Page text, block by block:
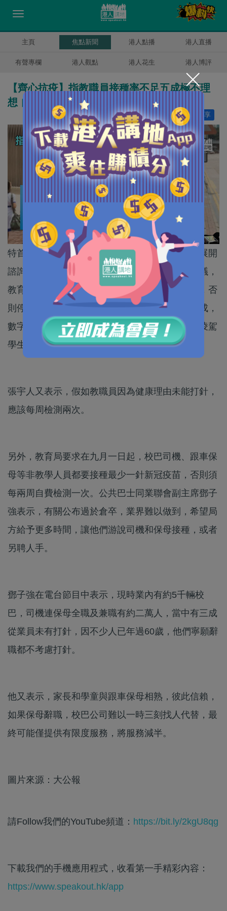
主頁 焦點新聞 港人點播 港人直播
有聲專欄 港人觀點 港人花生 港人博評
【齊心抗疫】指教職員接種率不足五成極不理
想 自由黨倡教師強制打針
分享
讚好 6
特首林鄭月娥將於十月發表《施政報告》，現正展開
諮詢，自由黨昨日與林太會面，黨主席張宇人建議，
教育局應規定中、小、幼教師必須接種新冠疫苗，否
則停薪留職。他表示，目前教職員接種率不足五成，
數字極不理想，指教職員的人權、選擇權等不應凌駕
學生和公眾利益。
張宇人又表示，假如教職員因為健康理由未能打針，
應該每周檢測兩次。
另外，教育局要求在九月一日起，校巴司機、跟車保
母等非教學人員都要接種最少一針新冠疫苗，否則須
每兩周自費檢測一次。公共巴士同業聯會副主席鄧子
強表示，有關公布過於倉卒，業界難以做到，希望局
方給予更多時間，讓他們游說司機和保母接種，或者
另聘人手。
鄧子強在電台節目中表示，現時業內有約5千輛校
巴，司機連保母全職及兼職有約二萬人，當中有三成
從業員未有打針，因不少人已年過60歲，他們寧願辭
職都不考慮打針。
他又表示，家長和學童與跟車保母相熟，彼此信賴，
如果保母辭職，校巴公司難以一時三刻找人代替，最
終可能僅提供有限度服務，將服務減半。
圖片來源：大公報
請Follow我們的YouTube頻道： https://bit.ly/2kgU8qg
下載我們的手機應用程式，收看第一手精彩內容：
https://www.speakout.hk/app